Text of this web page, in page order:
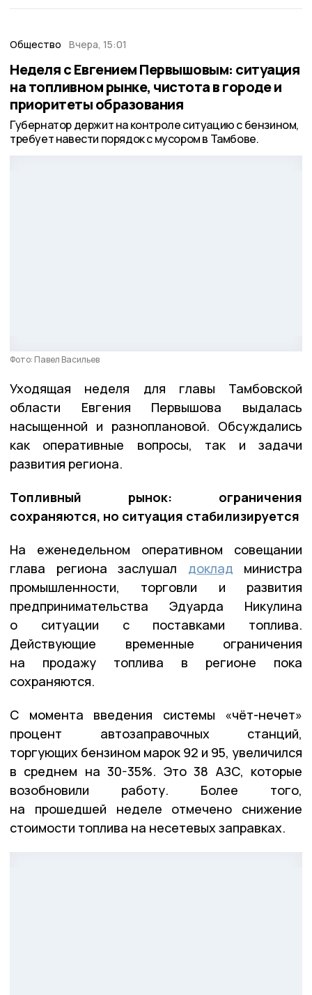
Общество Вчера, 15:01
Неделя с Евгением Первышовым: ситуация
на топливном рынке, чистота в городе и
приоритеты образования
Губернатор держит на контроле ситуацию с бензином,
требует навести порядок с мусором в Тамбове.
Фото: Павел Васильев
Уходящая неделя для главы Тамбовской
области Евгения Первышова выдалась
насыщенной и разноплановой. Обсуждались
как оперативные вопросы, так и задачи
развития региона.
Топливный рынок: ограничения
сохраняются, но ситуация стабилизируется
На еженедельном оперативном совещании
глава региона заслушал доклад министра
промышленности, торговли и развития
предпринимательства Эдуарда Никулина
о ситуации с поставками топлива.
Действующие временные ограничения
на продажу топлива в регионе пока
сохраняются.
С момента введения системы «чёт-нечет»
процент автозаправочных станций,
торгующих бензином марок 92 и 95, увеличился
в среднем на 30-35%. Это 38 АЗС, которые
возобновили работу. Более того,
на прошедшей неделе отмечено снижение
стоимости топлива на несетевых заправках.